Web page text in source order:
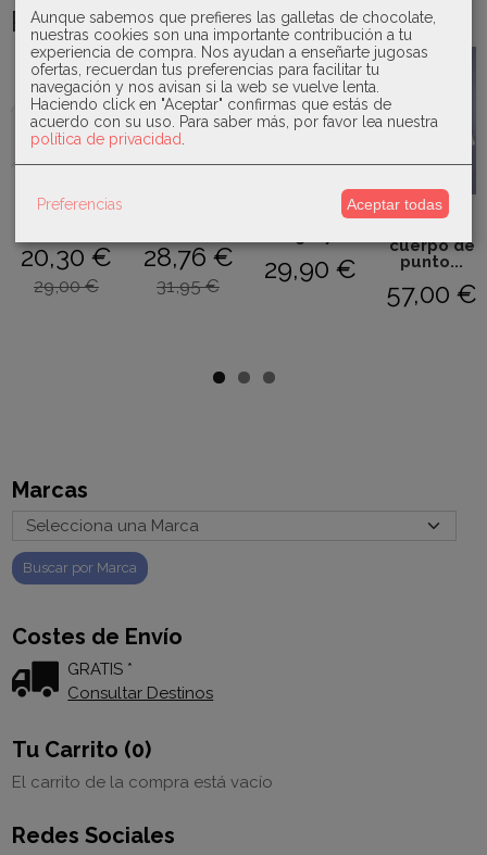
Marcas
Costes de Envío
GRATIS *
Consultar Destinos
Tu Carrito (0)
El carrito de la compra está vacío
Redes Sociales
Productos Relacionados
Agotado-30 %
flores rosa
20,30 €
29,00 €
-10 %
28,76 €
31,95 €
Juliana -
Manta de
calada-
29,90 €
Mikamama -
cuerpo de
punto...
57,00 €
Aunque sabemos que prefieres las galletas de chocolate,
nuestras cookies son una importante contribución a tu
experiencia de compra. Nos ayudan a enseñarte jugosas
ofertas, recuerdan tus preferencias para facilitar tu
navegación y nos avisan si la web se vuelve lenta.
Haciendo click en "Aceptar" confirmas que estás de
acuerdo con su uso.
Para saber más, por favor lea nuestra
política de privacidad
Preferencias Aceptar todas